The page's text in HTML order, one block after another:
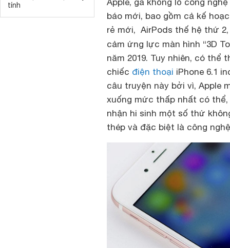
tính
Apple, gã khổng lồ công
báo mới, bao gồm cả kế
rẻ mới, AirPods thế hệ thứ
cảm ứng lực màn hình “3D
năm 2019. Tuy nhiên, có thể
chiếc điện thoại iPhone 6.1
câu truyện này bởi vì, Apple
xuống mức thấp nhất có
nhận hi sinh một số thứ
thép và đặc biệt là công